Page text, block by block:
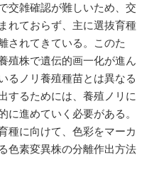
交雑確認が難しいため、交
れておらず、主に選抜育種
されてきている。このた
殖株で遺伝的画一化が進ん
るノリ養殖種苗とは異なる
するためには、養殖ノリに
に進めていく必要がある。
種に向けて、色彩をマーカ
色素変異株の分離作出方法